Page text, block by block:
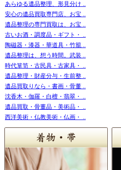
あらゆる遺品整理、形見分け ..
安心の遺品買取専門店、お宝 ..
遺品整理の専門買取は、お宝 ..
古いお酒・調度品・ギフト・ ..
陶磁器・漆器・華道具・竹籠 ..
遺品整理は、想う時間。武装 ..
時代箪笥・古民具・古家具・ ..
遺品整理・財産分与・生前整 ..
遺品買取りなら・書画・骨董 ..
沈香木・伽羅・白檀・翡翠・ ..
遺品買取・骨董品・美術品・ ..
西洋美術・仏教美術・仏画・ ..